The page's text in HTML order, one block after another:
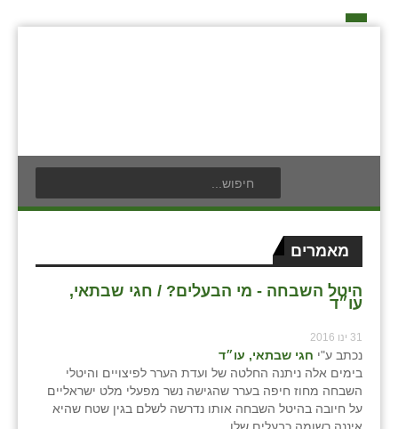
מאמרים
היטל השבחה - מי הבעלים? / חגי שבתאי,
עו״ד
31 ינו 2016
נכתב ע"י חגי שבתאי, עו״ד
בימים אלה ניתנה החלטה של ועדת הערר לפיצויים והיטלי
השבחה מחוז חיפה בערר שהגישה נשר מפעלי מלט ישראליים
על חיובה בהיטל השבחה אותו נדרשה לשלם בגין שטח שהיא
בעלי תפקיד בתנועה
חברי מזכירות האיחוד החקלאי
חברי ועדת הביקורת
ועידות האיחוד החקלאי
אילניה
בית ינאי
בית יצחק
בן נון
בני נצרים
בני ציון
לוח אירועים
לוח מודעות
פרסום מודעה